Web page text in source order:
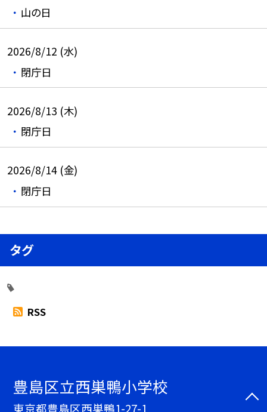
山の日
2026/8/12 (水)
閉庁日
2026/8/13 (木)
閉庁日
2026/8/14 (金)
閉庁日
タグ
RSS
豊島区立西巣鴨小学校
東京都豊島区西巣鴨1-27-1